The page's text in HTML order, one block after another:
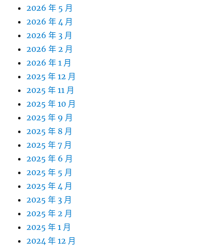
2026 年 5 月
2026 年 4 月
2026 年 3 月
2026 年 2 月
2026 年 1 月
2025 年 12 月
2025 年 11 月
2025 年 10 月
2025 年 9 月
2025 年 8 月
2025 年 7 月
2025 年 6 月
2025 年 5 月
2025 年 4 月
2025 年 3 月
2025 年 2 月
2025 年 1 月
2024 年 12 月